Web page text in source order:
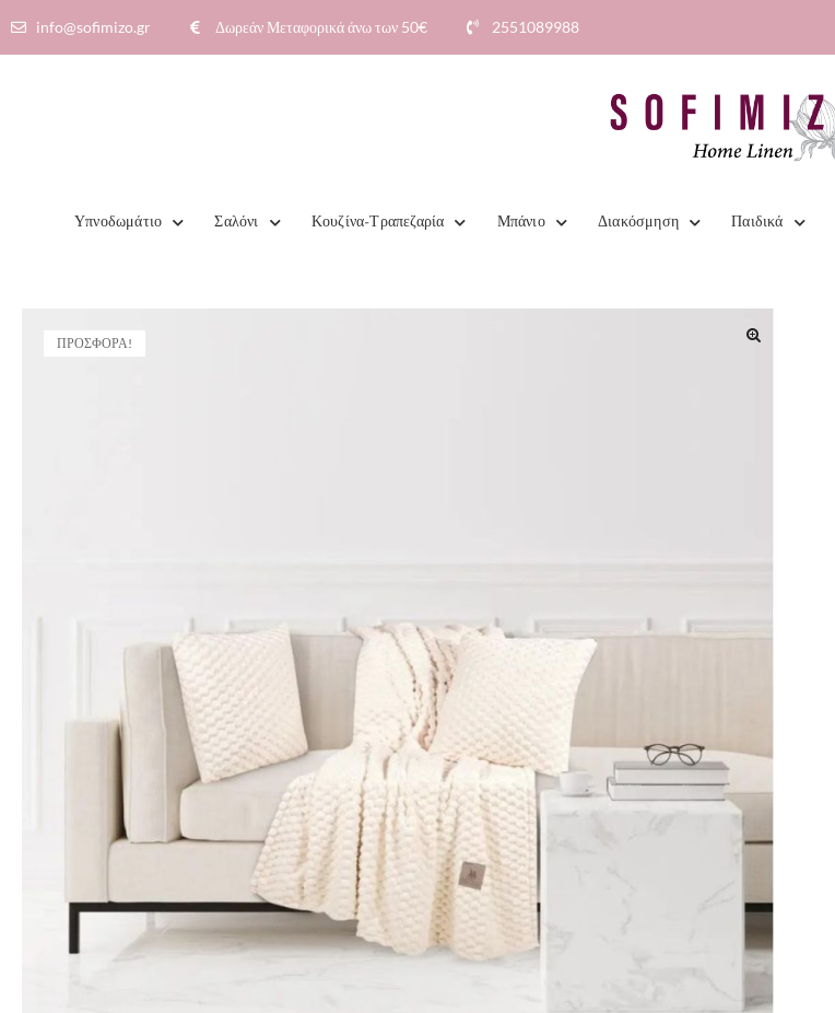
info@sofimizo.gr Δωρεάν Μεταφορικά άνω των 50€​ 2551089988
Υπνοδωμάτιο Σαλόνι Κουζίνα-Τραπεζαρία Μπάνιο Διακόσμηση Παιδικά
ΠΡΟΣΦΟΡΆ!